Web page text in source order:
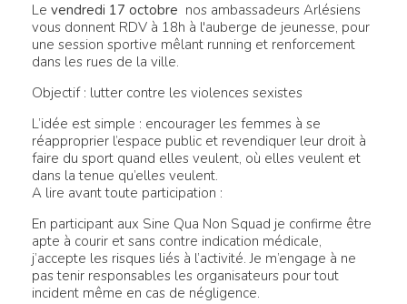
Le vendredi 17 octobre nos ambassadeurs Arlésiens
vous donnent RDV à 18h à l'auberge de jeunesse, pour
une session sportive mêlant running et renforcement
dans les rues de la ville.
Objectif : lutter contre les violences sexistes
L’idée est simple : encourager les femmes à se
réapproprier l’espace public et revendiquer leur droit à
faire du sport quand elles veulent, où elles veulent et
dans la tenue qu’elles veulent.
A lire avant toute participation :
En participant aux Sine Qua Non Squad je confirme être
apte à courir et sans contre indication médicale,
j’accepte les risques liés à l’activité. Je m’engage à ne
pas tenir responsables les organisateurs pour tout
incident même en cas de négligence.